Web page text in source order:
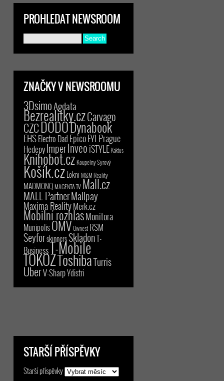
PROHLEDAT NEWSROOM
ZNAČKY V NEWSROOMU
3DsimoAgdata
Bezrealitky.czCarvago
CZCDODODynabook
EHSElectro Dad EpicoFYI Prague
HedepyImperInveoiSTYLE Kaktus
Knihobot.czKoupelny Syrový
Košík.czLokni M&M Reality
MADMONQMAGENTA TV Mall.cz
MALL PartnerMallpay
Maxima RealityMerk.cz
Mobilní rozhlasMonitora
MunipolisOMVOwnest RSM
SeyforskinnersSkladonT-
BusinessT-Mobile
TOKOZToshibaTurris
UberV-SharpYdistri
STARŠÍ PŘÍSPĚVKY
Starší příspěvky